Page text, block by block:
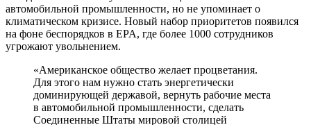
автомобильной промышленности, но не упоминает о
климатическом кризисе. Новый набор приоритетов появился
на фоне беспорядков в EPA, где более 1000 сотрудников
угрожают увольнением.
«Американское общество желает процветания.
Для этого нам нужно стать энергетически
доминирующей державой, вернуть рабочие места
в автомобильной промышленности, сделать
Соединенные Штаты мировой столицей